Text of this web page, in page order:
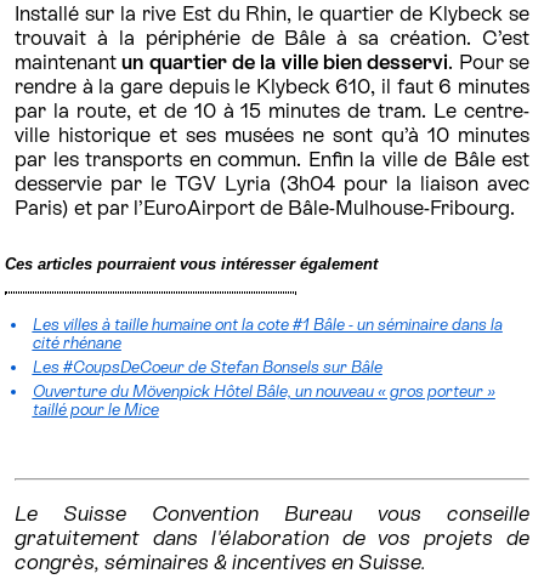
Installé sur la rive Est du Rhin, le quartier de Klybeck se
trouvait à la périphérie de Bâle à sa création. C’est
maintenantun quartier de la ville bien desservi. Pour se
rendre à la gare depuis le Klybeck 610, il faut 6 minutes
par la route, et de 10 à 15 minutes de tram. Le centre-
ville historique et ses musées ne sont qu’à 10 minutes
par les transports en commun. Enfin la ville de Bâle est
desservie par le TGV Lyria (3h04 pour la liaison avec
Paris) et par l’EuroAirport de Bâle-Mulhouse-Fribourg.
Ces articles pourraient vous intéresser également
Les villes à taille humaine ont la cote #1 Bâle - un séminaire dans la
cité rhénane
Les #CoupsDeCoeur de Stefan Bonsels sur Bâle
Ouverture du Mövenpick Hôtel Bâle, un nouveau « gros porteur »
taillé pour le Mice
Le Suisse Convention Bureau vous conseille
gratuitement dans l'élaboration de vos projets de
congrès, séminaires & incentives en Suisse.